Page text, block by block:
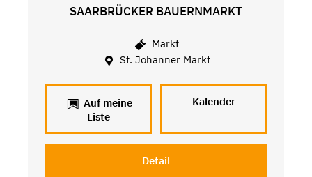
SAARBRÜCKER BAUERNMARKT
Markt
St. Johanner Markt
Auf meine
Liste
Kalender
Detail